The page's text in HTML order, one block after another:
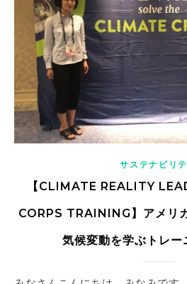
サステナビリ
【CLIMATE REALITY
CORPS TRAINING】アメリ
気候変動を学ぶトレー